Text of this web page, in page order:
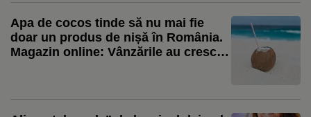
Apa de cocos tinde să nu mai fie
doar un produs de nișă în România.
Magazin online: Vânzările au crescut